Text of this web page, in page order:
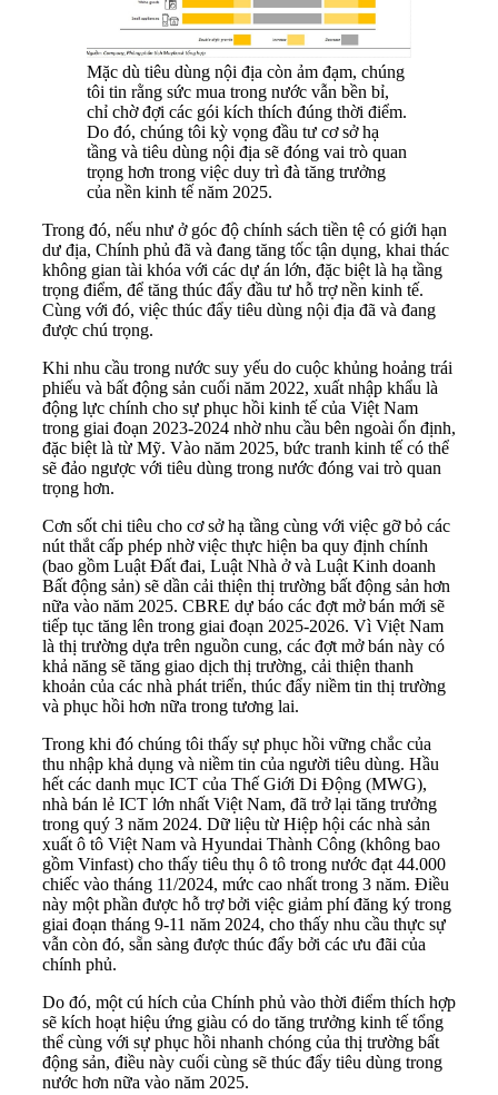
Mặc dù tiêu dùng nội địa còn ảm đạm, chúng
tôi tin rằng sức mua trong nước vẫn bền bỉ,
chỉ chờ đợi các gói kích thích đúng thời điểm.
Do đó, chúng tôi kỳ vọng đầu tư cơ sở hạ
tầng và tiêu dùng nội địa sẽ đóng vai trò quan
trọng hơn trong việc duy trì đà tăng trưởng
của nền kinh tế năm 2025.
Trong đó, nếu như ở góc độ chính sách tiền tệ có giới hạn
dư địa, Chính phủ đã và đang tăng tốc tận dụng, khai thác
không gian tài khóa với các dự án lớn, đặc biệt là hạ tầng
trọng điểm, để tăng thúc đẩy đầu tư hỗ trợ nền kinh tế.
Cùng với đó, việc thúc đẩy tiêu dùng nội địa đã và đang
được chú trọng.
Khi nhu cầu trong nước suy yếu do cuộc khủng hoảng trái
phiếu và bất động sản cuối năm 2022, xuất nhập khẩu là
động lực chính cho sự phục hồi kinh tế của Việt Nam
trong giai đoạn 2023-2024 nhờ nhu cầu bên ngoài ổn định,
đặc biệt là từ Mỹ. Vào năm 2025, bức tranh kinh tế có thể
sẽ đảo ngược với tiêu dùng trong nước đóng vai trò quan
trọng hơn.
Cơn sốt chi tiêu cho cơ sở hạ tầng cùng với việc gỡ bỏ các
nút thắt cấp phép nhờ việc thực hiện ba quy định chính
(bao gồm Luật Đất đai, Luật Nhà ở và Luật Kinh doanh
Bất động sản) sẽ dần cải thiện thị trường bất động sản hơn
nữa vào năm 2025. CBRE dự báo các đợt mở bán mới sẽ
tiếp tục tăng lên trong giai đoạn 2025-2026. Vì Việt Nam
là thị trường dựa trên nguồn cung, các đợt mở bán này có
khả năng sẽ tăng giao dịch thị trường, cải thiện thanh
khoản của các nhà phát triển, thúc đẩy niềm tin thị trường
và phục hồi hơn nữa trong tương lai.
Trong khi đó chúng tôi thấy sự phục hồi vững chắc của
thu nhập khả dụng và niềm tin của người tiêu dùng. Hầu
hết các danh mục ICT của Thế Giới Di Động (MWG),
nhà bán lẻ ICT lớn nhất Việt Nam, đã trở lại tăng trưởng
trong quý 3 năm 2024. Dữ liệu từ Hiệp hội các nhà sản
xuất ô tô Việt Nam và Hyundai Thành Công (không bao
gồm Vinfast) cho thấy tiêu thụ ô tô trong nước đạt 44.000
chiếc vào tháng 11/2024, mức cao nhất trong 3 năm. Điều
này một phần được hỗ trợ bởi việc giảm phí đăng ký trong
giai đoạn tháng 9-11 năm 2024, cho thấy nhu cầu thực sự
vẫn còn đó, sẵn sàng được thúc đẩy bởi các ưu đãi của
chính phủ.
Do đó, một cú hích của Chính phủ vào thời điểm thích hợp
sẽ kích hoạt hiệu ứng giàu có do tăng trưởng kinh tế tổng
thể cùng với sự phục hồi nhanh chóng của thị trường bất
động sản, điều này cuối cùng sẽ thúc đẩy tiêu dùng trong
nước hơn nữa vào năm 2025.